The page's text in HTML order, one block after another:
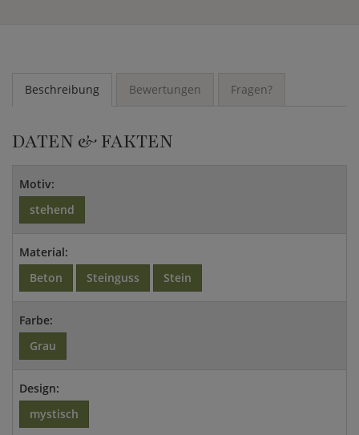
Beschreibung Bewertungen Fragen?
DATEN & FAKTEN
Motiv:
stehend
Material:
Beton
Steinguss Stein
Farbe:
Grau
Design:
mystisch